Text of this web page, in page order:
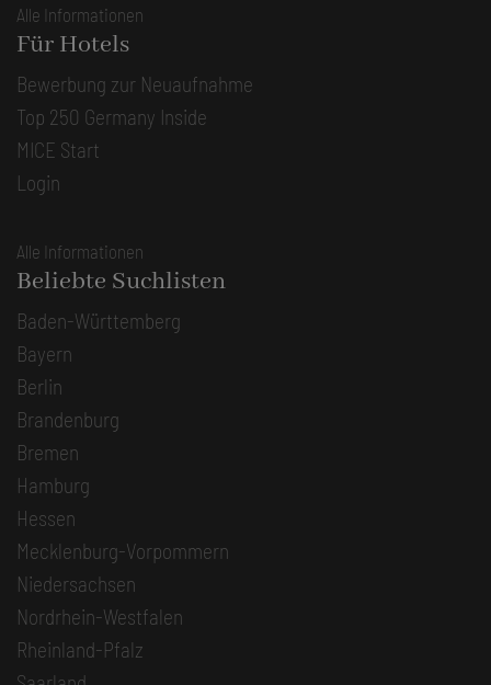
Alle Informationen
Für Hotels
Bewerbung zur Neuaufnahme
Top 250 Germany Inside
MICE Start
Login
Alle Informationen
Beliebte Suchlisten
Baden-Württemberg
Bayern
Berlin
Brandenburg
Bremen
Hamburg
Hessen
Mecklenburg-Vorpommern
Niedersachsen
Nordrhein-Westfalen
Rheinland-Pfalz